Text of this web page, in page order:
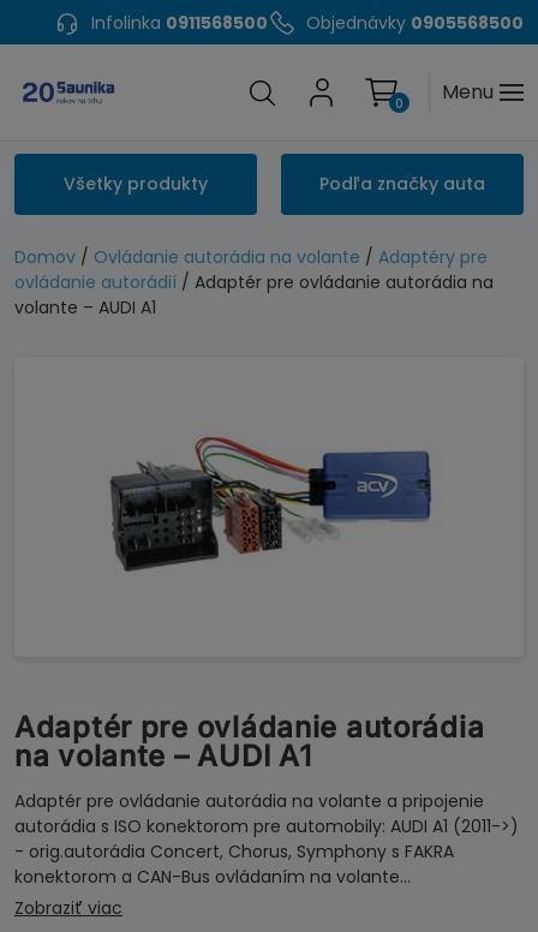
Infolinka 0911568500 Objednávky 0905568500
Menu
0
Všetky produkty Podľa značky auta
Domov / Ovládanie autorádia na volante / Adaptéry pre
ovládanie autorádií / Adaptér pre ovládanie autorádia na
volante – AUDI A1
Adaptér pre ovládanie autorádia
na volante – AUDI A1
Adaptér pre ovládanie autorádia na volante a pripojenie
autorádia s ISO konektorom pre automobily: AUDI A1 (2011->)
- orig.autorádia Concert, Chorus, Symphony s FAKRA
konektorom a CAN-Bus ovládaním na volante…
Zobraziť viac